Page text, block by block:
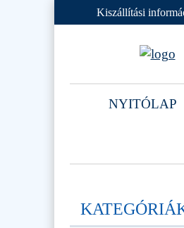
Kiszállítási
NYITÓLAP